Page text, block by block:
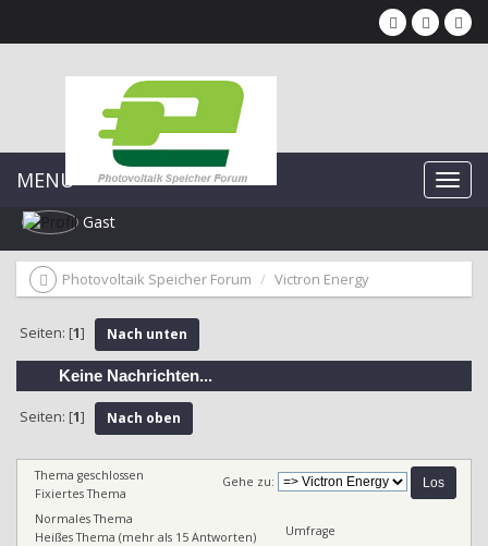
MENU
Gast
Photovoltaik Speicher Forum Victron Energy
Seiten: [1] Nach unten
Keine Nachrichten...
Seiten: [1] Nach oben
Gehe zu:
Normales Thema
Heißes Thema (mehr als 15 Antworten)
Thema geschlossen
Fixiertes Thema
Umfrage